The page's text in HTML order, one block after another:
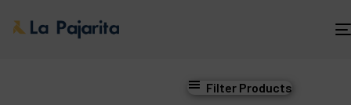
Filter Products